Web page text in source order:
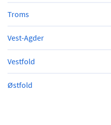
Troms
Vest-Agder
Vestfold
Østfold